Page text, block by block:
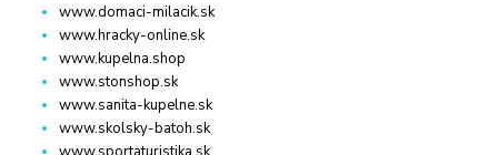
www.domaci-milacik.sk
www.hracky-online.sk
www.kupelna.shop
www.stonshop.sk
www.sanita-kupelne.sk
www.skolsky-batoh.sk